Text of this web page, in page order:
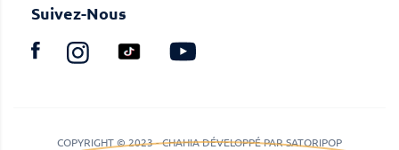
Suivez-Nous
COPYRIGHT © 2023 - CHAHIA DÉVELOPPÉ PAR SATORIPOP